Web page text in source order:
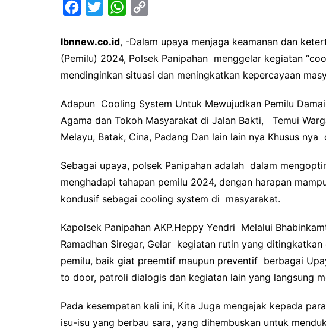
c
e
b
i
t
t
W
a
s
p
p
p
y
L
n
Ibnnew.co.id, -Dalam upaya menjaga keamanan dan
(Pemilu) 2024, Polsek Panipahan menggelar kegiatan
mendinginkan situasi dan meningkatkan kepercayaan
Adapun Cooling System Untuk Mewujudkan Pemilu
Agama dan Tokoh Masyarakat di Jalan Bakti, Temui
Melayu, Batak, Cina, Padang Dan lain lain nya Khusus
Sebagai upaya, polsek Panipahan adalah dalam
menghadapi tahapan pemilu 2024, dengan harapan
kondusif sebagai cooling system di masyarakat.
Kapolsek Panipahan AKP.Heppy Yendri Melalui
Ramadhan Siregar, Gelar kegiatan rutin yang
pemilu, baik giat preemtif maupun preventif berbagai
to door, patroli dialogis dan kegiatan lain yang langsung
Pada kesempatan kali ini, Kita Juga mengajak kepada
isu-isu yang berbau sara, yang dihembuskan untuk